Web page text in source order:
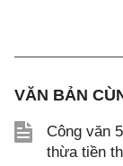
VĂN BẢN
Công văn
thừa tiền